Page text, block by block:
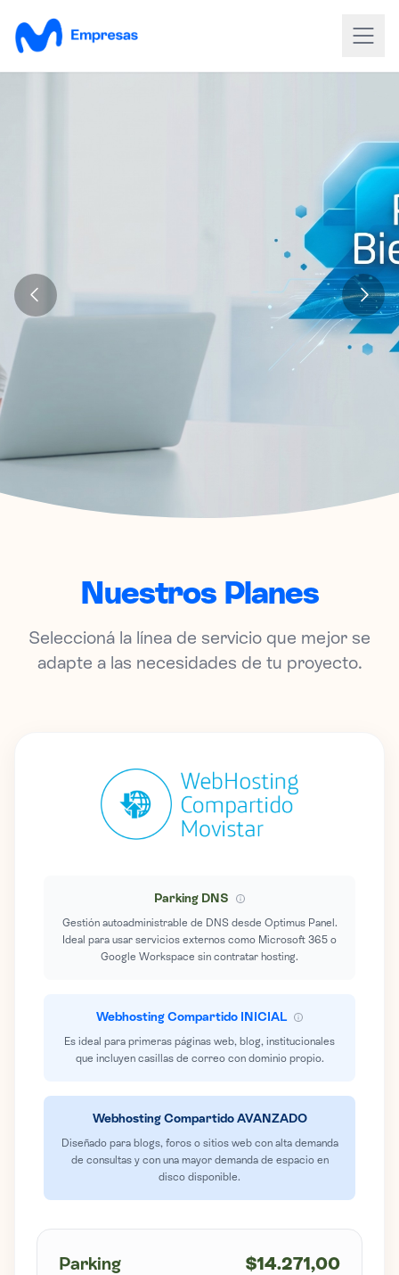
bonificado al 100%
Nuestros Planes
Seleccioná la línea de servicio que mejor se
adapte a las necesidades de tu proyecto.
Parking DNS
Gestión autoadministrable de DNS desde Optimus Panel.
Ideal para usar servicios externos como Microsoft 365 o
Google Workspace sin contratar hosting.
Webhosting Compartido INICIAL
Es ideal para primeras páginas web, blog, institucionales
que incluyen casillas de correo con dominio propio.
Webhosting Compartido AVANZADO
Diseñado para blogs, foros o sitios web con alta demanda
de consultas y con una mayor demanda de espacio en
disco disponible.
Parking $14.271,00